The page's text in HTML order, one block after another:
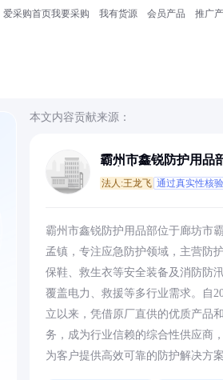
爱采购首页我要采购 我有货源 会员产品 推广
本文内容贡献来源：
霸州市鑫锐防护用品
法人:王龙飞 通过真实性核验
霸州市鑫锐防护用品部位于廊坊市
孟镇，专注应急防护领域，主营防
保鞋、救生衣等安全装备及消防防汛
覆盖电力、救援等多行业需求。自
立以来，凭借原厂直供的优质产品
务，成为行业信赖的综合性供应商
为客户提供高效可靠的防护解决方案